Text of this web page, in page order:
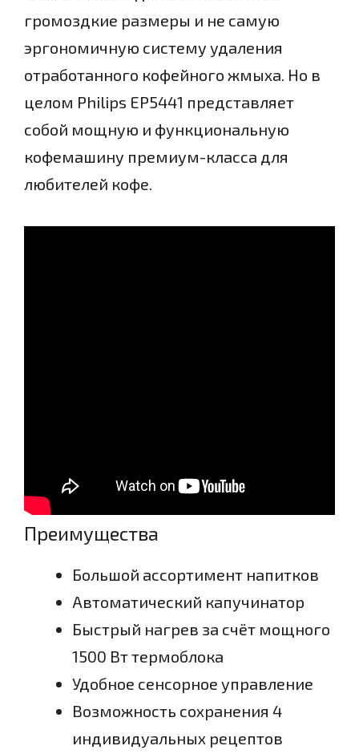
громоздкие размеры и не самую
эргономичную систему удаления
отработанного кофейного жмыха. Но в
целом Philips EP5441 представляет
собой мощную и функциональную
кофемашину премиум-класса для
любителей кофе.
Преимущества
Большой ассортимент напитков
Автоматический капучинатор
Быстрый нагрев за счёт мощного
1500 Вт термоблока
Удобное сенсорное управление
Возможность сохранения 4
индивидуальных рецептов